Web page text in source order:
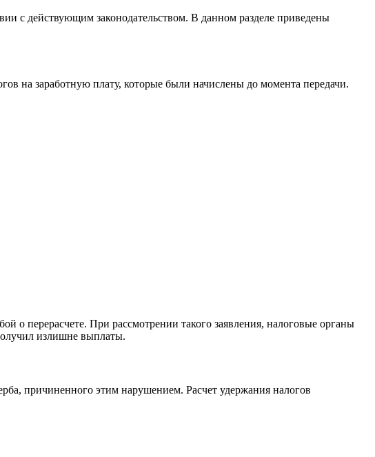
с действующим законодательством. В данном разделе приведены
на заработную плату, которые были начислены до момента передачи.
о перерасчете. При рассмотрении такого заявления, налоговые органы
излишне выплаты.
причиненного этим нарушением. Расчет удержания налогов